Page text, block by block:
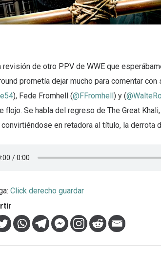
revisión de otro PPV de WWE que
prometía dejar mucho para comentar
), Fede Fromhell (@FFromhell) y (
flojo. Se habla del regreso de The Great
convirtiéndose en retadora al título, la derrota
Click derecho guardar